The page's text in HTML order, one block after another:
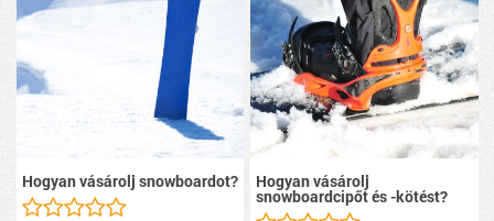
Hogyan vásárolj snowboardot? Hogyan vásárolj
snowboardcipőt és -kötést?